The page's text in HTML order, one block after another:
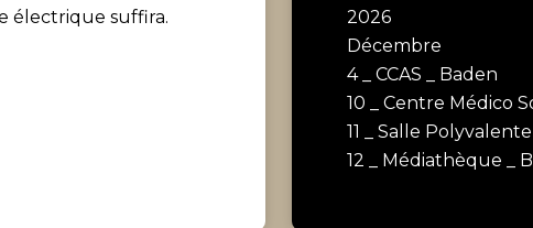
électrique suffira.
2026
Décembre
4 _ CCAS _ Baden
10 _ Centre Médico
11 _ Salle
12 _ Médiathèque _